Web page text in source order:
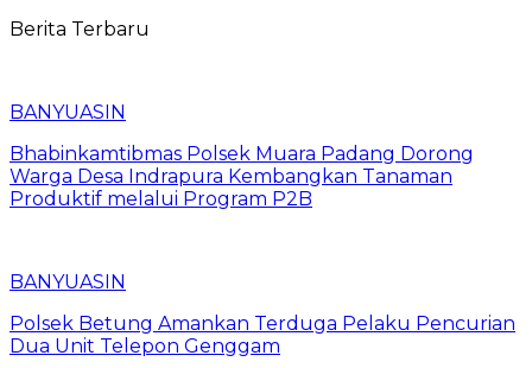
Berita Terbaru
BANYUASIN
Bhabinkamtibmas Polsek Muara Padang Dorong
Warga Desa Indrapura Kembangkan Tanaman
Produktif melalui Program P2B
BANYUASIN
Polsek Betung Amankan Terduga Pelaku Pencurian
Dua Unit Telepon Genggam